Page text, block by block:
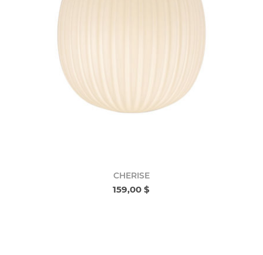
CHERISE
159,00 $